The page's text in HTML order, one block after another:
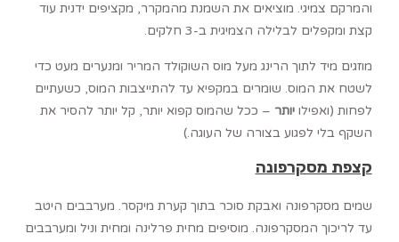
והמרקם צמיגי. מוציאים את השמנת מהמקרר, מקציפים ידנית עוד
קצת ומקפלים לבלילה הצמיגית ב-3 חלקים.
מוזגים מיד לתוך הרינג מעל מוס השוקולד המריר ומנערים מעט כדי
לשטח את המוס. שומרים במקפיא עד להתייצבות המוס, כשעתיים
לפחות (ואפילויותר – ככל שהמוס קפוא יותר, קל יותר להסיר את
השקף בלי לפגוע בצורה של העוגה.)
קצפת מסקרפונה
שמים מסקרפונה ואבקת סוכר בתוך קערת מיקסר. מערבבים היטב
עד לריכוך המסקרפונה. מוסיפים מחית פרלינה ומחית וניל ומערבבים